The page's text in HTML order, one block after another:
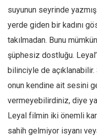
suyunun seyrinde
yerde giden bir kadını
takılmadan. Bunu
şüphesiz dostluğu.
bilinciyle de açıklanabilir.
onun kendine ait sesini
vermeyebilirdiniz, diye
Leyal filmin iki önemli
sahih gelmiyor isyanı